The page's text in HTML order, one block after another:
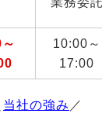
10:00～
17:00
当社の強み ／